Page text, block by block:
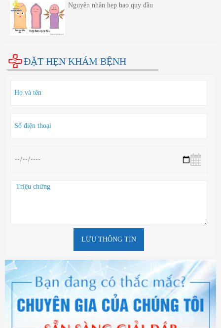
Nguyên nhân hẹp bao quy đầu
ĐẶT HẸN KHÁM BỆNH
LƯU THÔNG TIN